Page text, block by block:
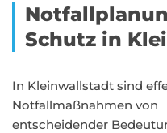
Schutz in
In Kleinwallstadt sind
Notfallmaßnahmen von
entscheidender